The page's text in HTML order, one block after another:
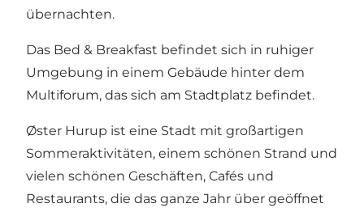
übernachten.
Das Bed & Breakfast befindet sich in ruhiger
Umgebung in einem Gebäude hinter dem
Multiforum, das sich am Stadtplatz befindet.
Øster Hurup ist eine Stadt mit großartigen
Sommeraktivitäten, einem schönen Strand und
vielen schönen Geschäften, Cafés und
Restaurants, die das ganze Jahr über geöffnet